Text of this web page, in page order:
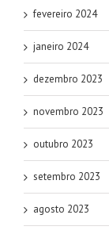
fevereiro 2024
janeiro 2024
dezembro 2023
novembro 2023
outubro 2023
setembro 2023
agosto 2023